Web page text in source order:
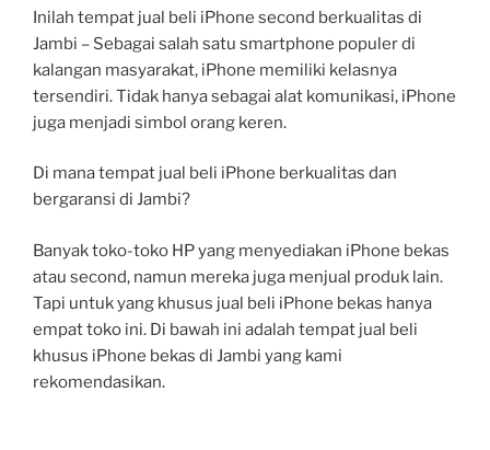
Inilah tempat jual beli iPhone second berkualitas di
Jambi – Sebagai salah satu smartphone populer di
kalangan masyarakat, iPhone memiliki kelasnya
tersendiri. Tidak hanya sebagai alat komunikasi, iPhone
juga menjadi simbol orang keren.
Di mana tempat jual beli iPhone berkualitas dan
bergaransi di Jambi?
Banyak toko-toko HP yang menyediakan iPhone bekas
atau second, namun mereka juga menjual produk lain.
Tapi untuk yang khusus jual beli iPhone bekas hanya
empat toko ini. Di bawah ini adalah tempat jual beli
khusus iPhone bekas di Jambi yang kami
rekomendasikan.